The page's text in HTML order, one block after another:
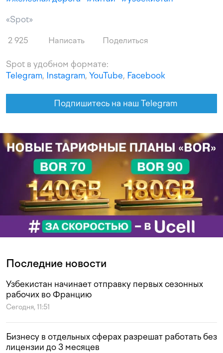
«Spot»
2 925 Написать Поделиться
Spot в удобном формате:
Telegram, Instagram, YouTube, Facebook
Подпишитесь на наш Telegram
Последние новости
Узбекистан начинает отправку первых сезонных
рабочих во Францию
Сегодня, 11:51
Бизнесу в отдельных сферах разрешат работать без
лицензии до 3 месяцев